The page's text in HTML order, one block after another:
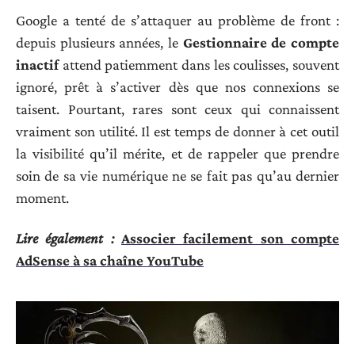
Google a tenté de s’attaquer au problème de front :
depuis plusieurs années, le Gestionnaire de compte
inactifattend patiemment dans les coulisses, souvent
ignoré, prêt à s’activer dès que nos connexions se
taisent. Pourtant, rares sont ceux qui connaissent
vraiment son utilité. Il est temps de donner à cet outil
la visibilité qu’il mérite, et de rappeler que prendre
soin de sa vie numérique ne se fait pas qu’au dernier
moment.
Lire également : Associer facilement son compte
AdSense à sa chaîne YouTube